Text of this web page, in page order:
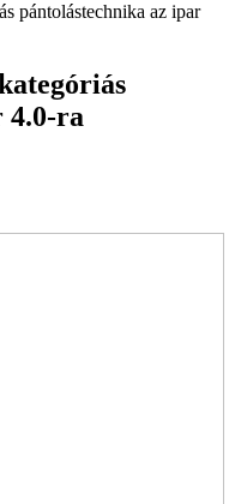
pántolástechnika az ipar
4.0-ra